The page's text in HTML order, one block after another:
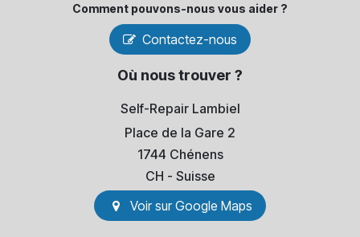
Comment pouvons-​nous vous aider ?
Contactez-nous
Où nous trouver ?
Self-Repair Lambiel
Place de la Gare 2
1744 Chénens
​CH - Suisse
Voir sur Go​​ogle Maps